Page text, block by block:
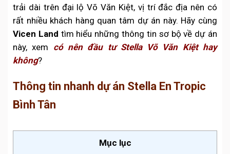
trải dài trên đại lộ Võ Văn Kiệt, vị trí đắc địa nên có
rất nhiều khách hàng quan tâm dự án này. Hãy cùng
Vicen Land tìm hiểu những thông tin sơ bộ về dự án
này, xem có nên đầu tư Stella Võ Văn Kiệt hay
không?
Thông tin nhanh dự án Stella En Tropic
Bình Tân
Mục lục